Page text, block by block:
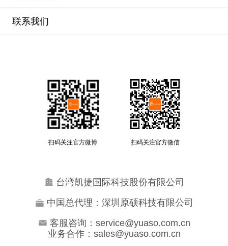
联系我们
扫码关注官方微博 扫码关注官方微信
台湾凯捷国际科技股份有限公司
中国总代理：深圳原硕科技有限公司
客服咨询：service@yuaso.com.cn
业务合作：sales@yuaso.com.cn